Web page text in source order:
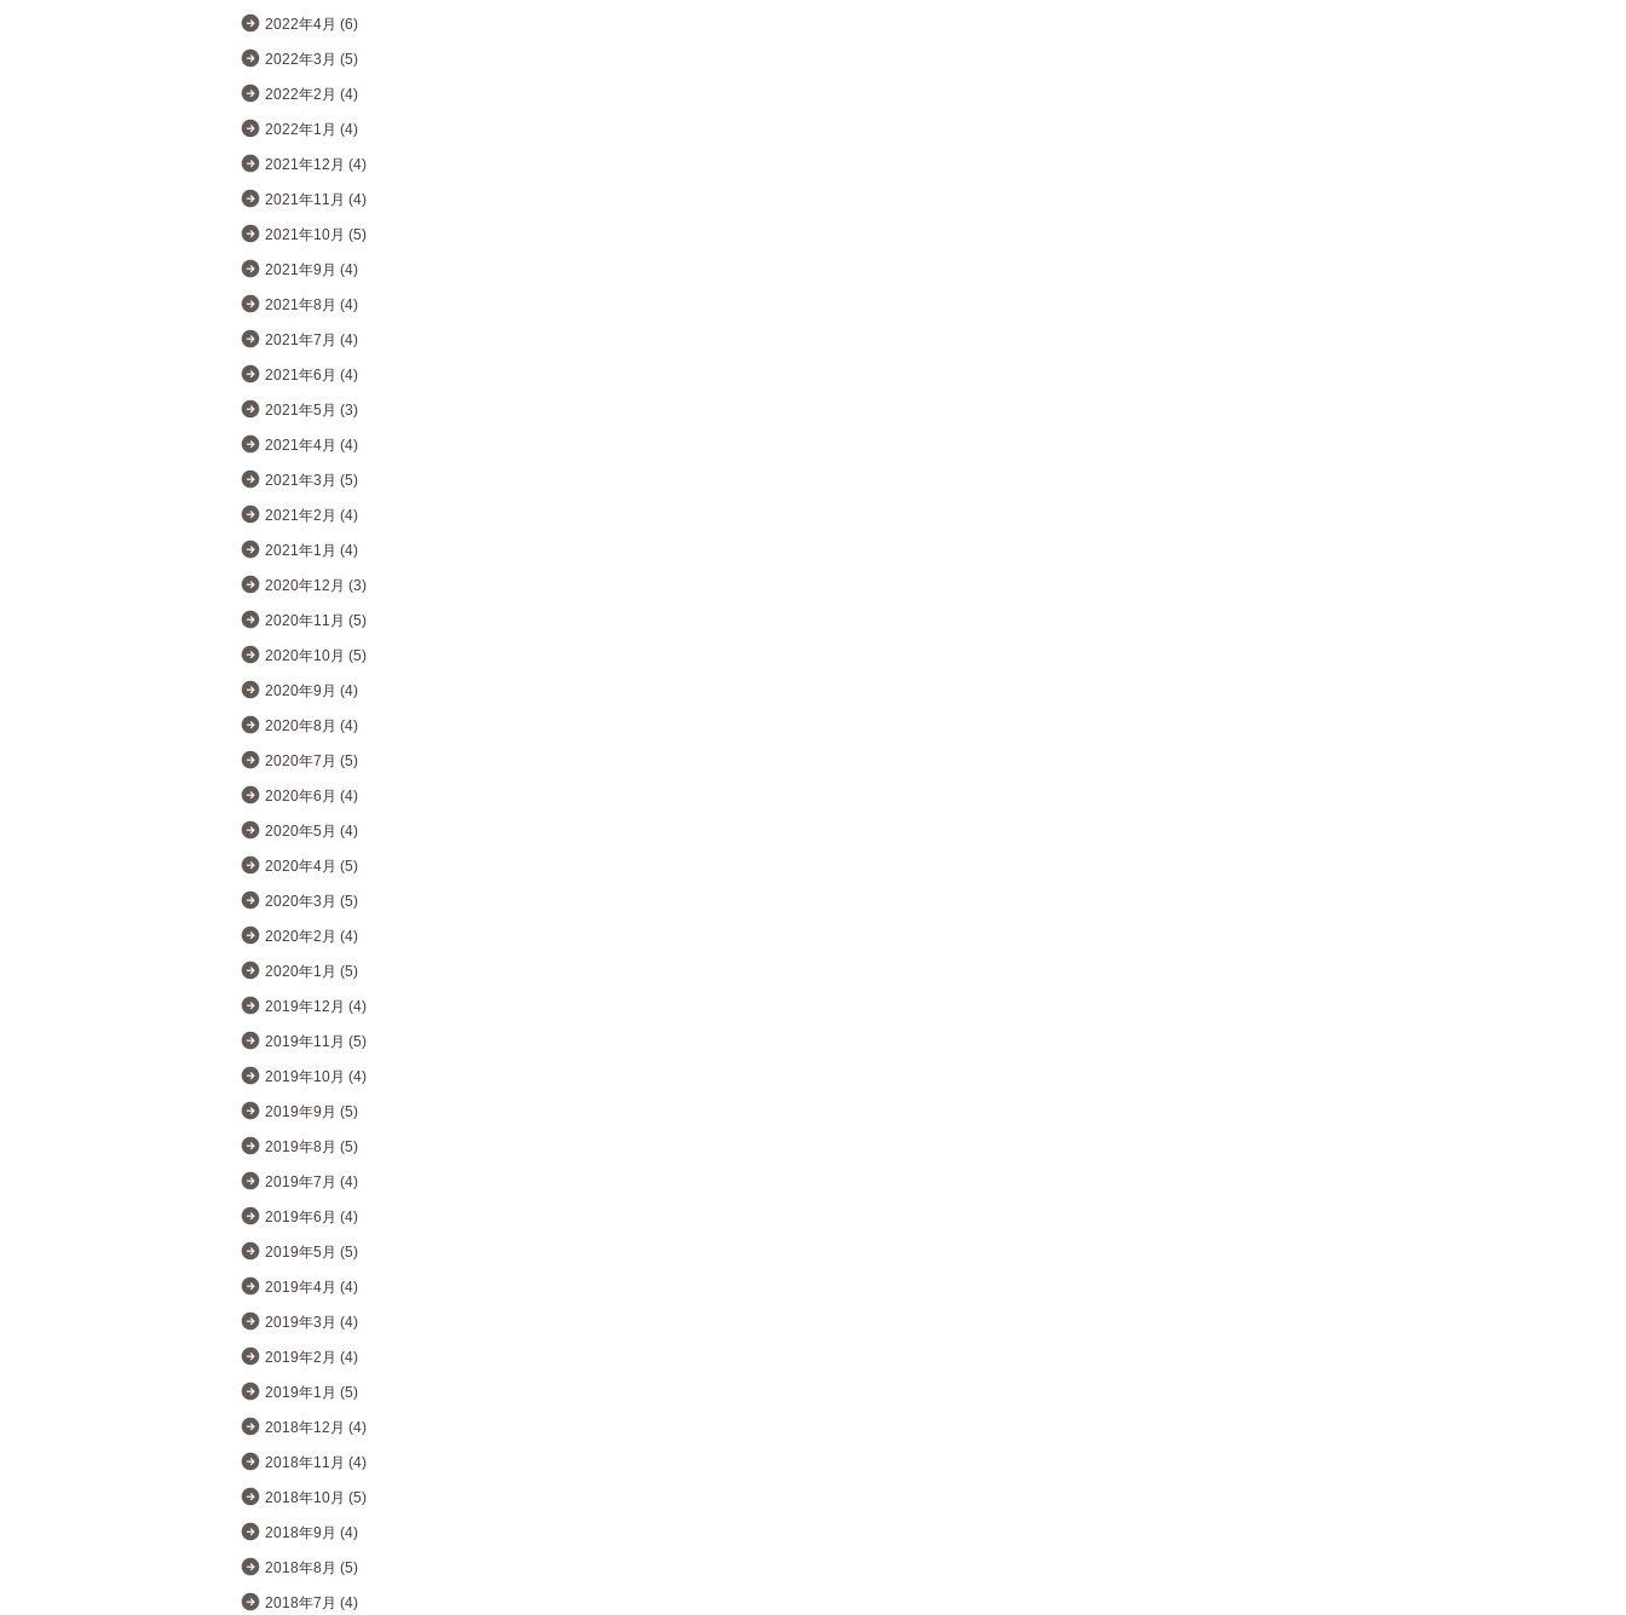
2022年4月 (6)
2022年3月 (5)
2022年2月 (4)
2022年1月 (4)
2021年12月 (4)
2021年11月 (4)
2021年10月 (5)
2021年9月 (4)
2021年8月 (4)
2021年7月 (4)
2021年6月 (4)
2021年5月 (3)
2021年4月 (4)
2021年3月 (5)
2021年2月 (4)
2021年1月 (4)
2020年12月 (3)
2020年11月 (5)
2020年10月 (5)
2020年9月 (4)
2020年8月 (4)
2020年7月 (5)
2020年6月 (4)
2020年5月 (4)
2020年4月 (5)
2020年3月 (5)
2020年2月 (4)
2020年1月 (5)
2019年12月 (4)
2019年11月 (5)
2019年10月 (4)
2019年9月 (5)
2019年8月 (5)
2019年7月 (4)
2019年6月 (4)
2019年5月 (5)
2019年4月 (4)
2019年3月 (4)
2019年2月 (4)
2019年1月 (5)
2018年12月 (4)
2018年11月 (4)
2018年10月 (5)
2018年9月 (4)
2018年8月 (5)
2018年7月 (4)